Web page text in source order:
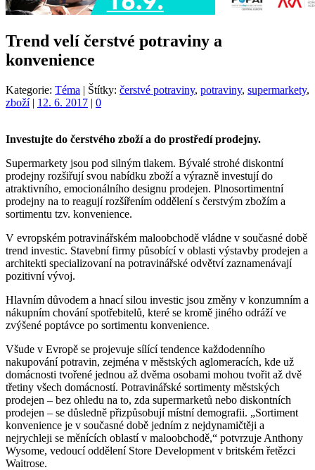
Trend velí čerstvé potraviny a
konvenience
Kategorie: Téma | Štítky: čerstvé potraviny, potraviny, supermarkety,
zboží | 12. 6. 2017 | 0
Investujte do čerstvého zboží a do prostředí prodejny.
Supermarkety jsou pod silným tlakem. Bývalé strohé diskontní
prodejny rozšiřují svou nabídku zboží a výrazně investují do
atraktivního, emocionálního designu prodejen. Plnosortimentní
prodejny na to reagují rozšířením oddělení s čerstvým zbožím a
sortimentu tzv. konvenience.
V evropském potravinářském maloobchodě vládne v současné době
trend investic. Stavební firmy působící v oblasti výstavby prodejen a
architekti specializovaní na potravinářské odvětví zaznamenávají
pozitivní vývoj.
Hlavním důvodem a hnací silou investic jsou změny v konzumním a
nákupním chování spotřebitelů, které se kromě jiného odráží ve
zvýšené poptávce po sortimentu konvenience.
Všude v Evropě se projevuje sílící tendence každodenního
nakupování potravin, zejména v městských aglomeracích, kde už
domácnosti tvořené jednou až dvěma osobami mohou tvořit až dvě
třetiny všech domácností. Potravinářské sortimenty městských
prodejen – bez ohledu na to, zda supermarketů nebo diskontních
prodejen – se důsledně přizpůsobují místní demografii. „Sortiment
konvenience je v současné době jedním z nejdynamičtěji a
nejrychleji se měnících oblastí v maloobchodě,“ potvrzuje Anthony
Wysome, vedoucí oddělení Store Development v britském řetězci
Waitrose.